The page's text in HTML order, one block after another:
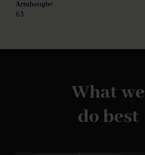
Armhoogte:
63
What we
do best